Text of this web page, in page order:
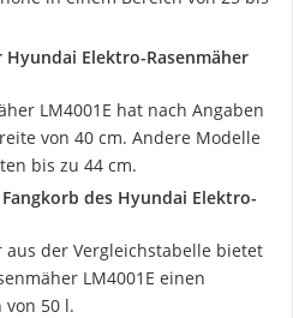
Elektro-Rasenmäher
LM4001E hat nach Angaben
von 40 cm. Andere Modelle
bis zu 44 cm.
des Hyundai Elektro-
der Vergleichstabelle bietet
LM4001E einen
von 50 l.